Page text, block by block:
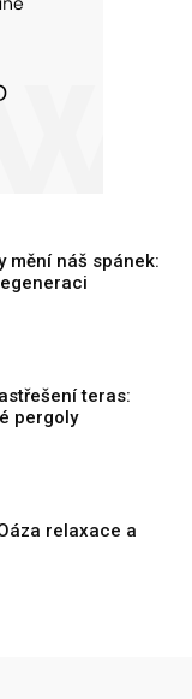
mění náš spánek:
teras:
pergoly
relaxace a